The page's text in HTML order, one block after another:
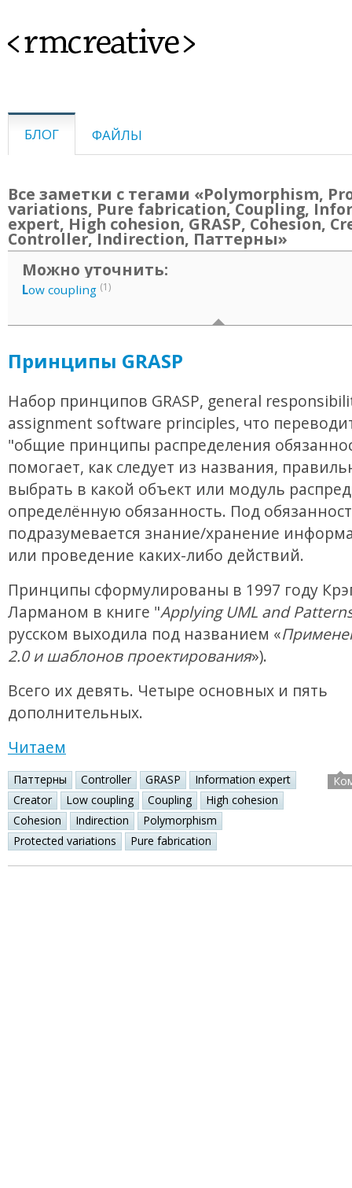
<rmcreative>
БЛОГ ФАЙЛЫ
Все заметки с тегами «Polymorphism,
variations, Pure fabrication, Coupling,
expert, High cohesion, GRASP, Cohesion,
Controller, Indirection, Паттерны»
Можно уточнить:
Low coupling (1)
Принципы GRASP
Набор принципов GRASP, general
assignment software principles, что
"общие принципы распределения
помогает, как следует из названия,
выбрать в какой объект или модуль
определённую обязанность. Под
подразумевается знание/хранение
или проведение каких-либо действий.
Принципы сформулированы в 1997 году
Ларманом в книге "Applying UML and
русском выходила под названием «
2.0 и шаблонов проектирования»).
Всего их девять. Четыре основных и пять
дополнительных.
Читаем
Паттерны Controller GRASP
Information expert
Creator
Low coupling Coupling
High cohesion
Cohesion
Indirection
Polymorphism
Protected variations
Pure fabrication